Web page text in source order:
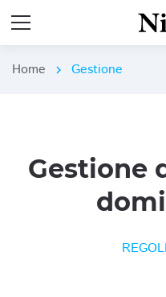
Home chevron_right Gestione
Gestione